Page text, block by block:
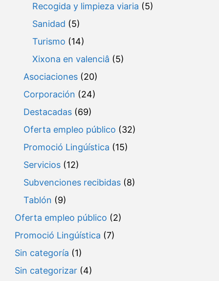
Recogida y limpieza viaria (5)
Sanidad (5)
Turismo (14)
Xixona en valenciâ (5)
Asociaciones (20)
Corporación (24)
Destacadas (69)
Oferta empleo público (32)
Promoció Lingúística (15)
Servicios (12)
Subvenciones recibidas (8)
Tablón (9)
Oferta empleo público (2)
Promoció Lingúística (7)
Sin categoría (1)
Sin categorizar (4)